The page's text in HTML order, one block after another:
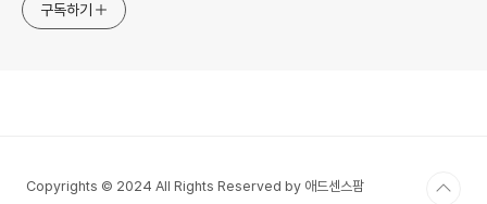
구독하기
Copyrights © 2024 All Rights Reserved by 애드센스팜